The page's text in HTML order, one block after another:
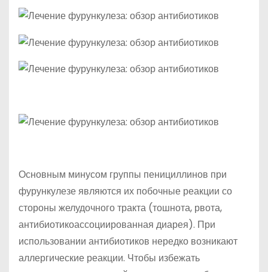
Основным минусом группы пенициллинов при
фурункулезе являются их побочные реакции со
стороны желудочного тракта (тошнота, рвота,
антибиотикоассоциированная диарея). При
использовании антибиотиков нередко возникают
аллергические реакции. Чтобы избежать